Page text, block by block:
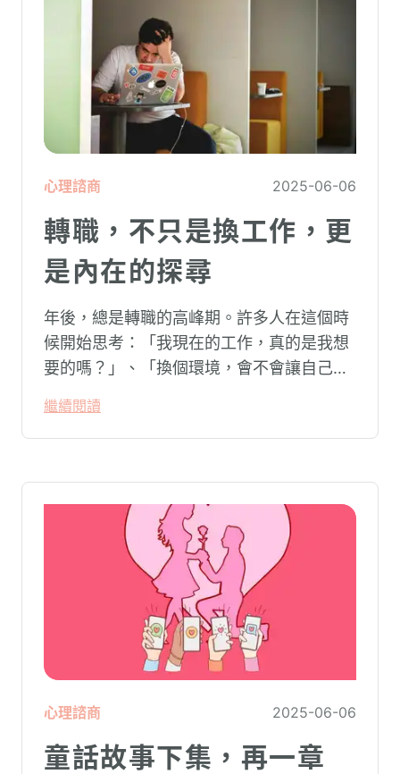
心理諮商 2025-06-06
轉職，不只是換工作，更
是內在的探尋
年後，總是轉職的高峰期。許多人在這個時
候開始思考：「我現在的工作，真的是我想
要的嗎？」、「換個環境，會不會讓自己快
它們不只是關於職場，更是關於 我們如何看
待自己、如何尋找內心的安定與方向。
繼續閱讀
心理諮商 2025-06-06
童話故事下集，再一章